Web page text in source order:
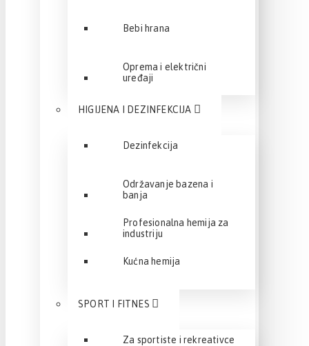
Bebi hrana
Oprema i električni
uređaji
HIGIJENA I DEZINFEKCIJA
Dezinfekcija
Održavanje bazena i
banja
Profesionalna hemija za
industriju
Kućna hemija
SPORT I FITNES
Za sportiste i rekreativce